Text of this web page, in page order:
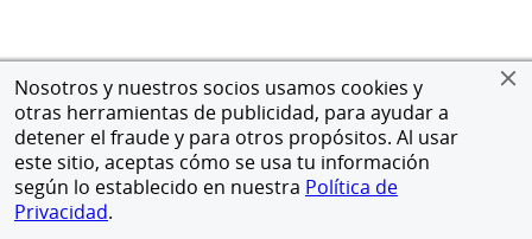
Nosotros y nuestros socios usamos cookies y
otras herramientas de publicidad, para ayudar a
detener el fraude y para otros propósitos. Al usar
este sitio, aceptas cómo se usa tu información
según lo establecido en nuestra Política de
Privacidad.